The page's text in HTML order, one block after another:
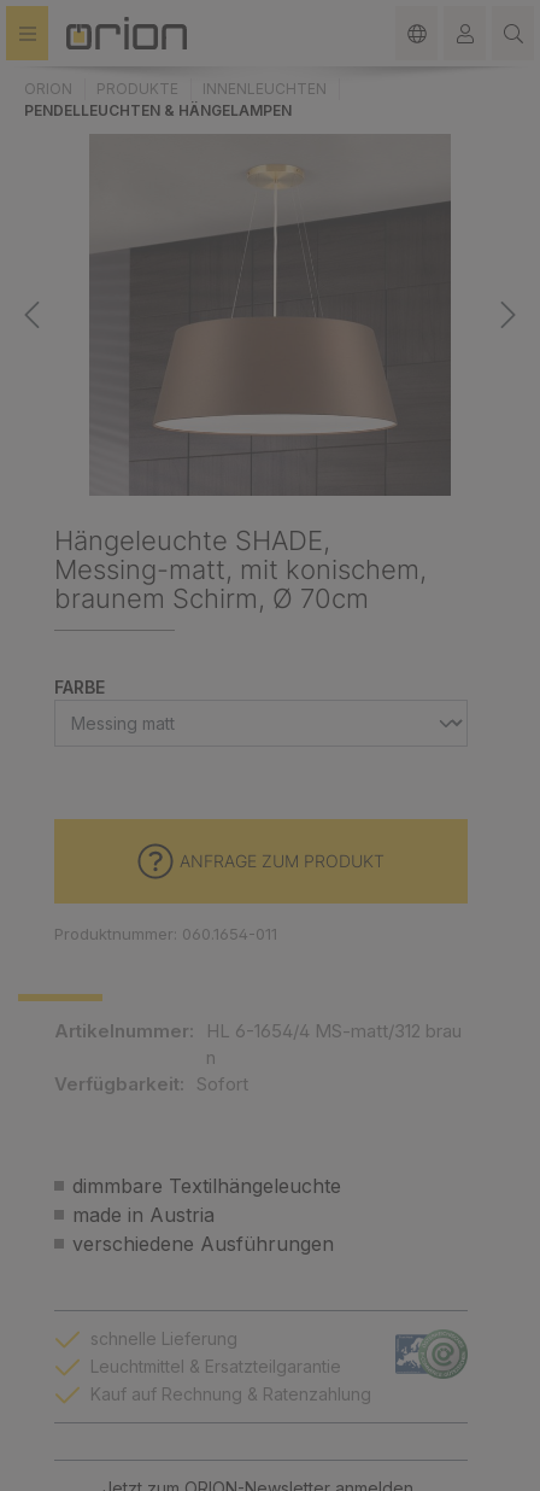
springen
ORION PRODUKTE
INNENLEUCHTEN
PENDELLEUCHTEN & HÄNGELAMPEN
Hängeleuchte SHADE,
Messing-matt, mit konischem,
braunem Schirm, Ø 70cm
FARBEAUSWÄHLEN
dimmbare Textilhängeleuchte
made in Austria
verschiedene Ausführungen
Artikelnummer:
HL 6-1654/4 MS-matt/312 brau
n
Verfügbarkeit:
Sofort
ANFRAGE ZUM PRODUKT
Produktnummer: 060.1654-011
schnelle Lieferung
Leuchtmittel & Ersatzteilgarantie
Kauf auf Rechnung & Ratenzahlung